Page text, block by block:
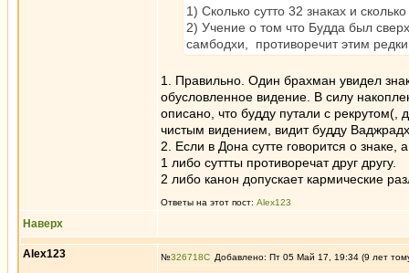
1) Сколько сутто 32 знаках и
2) Учение о том что Будда был
самбодхи, противоречит этим
1. Правильно. Один брахман увидел
обусловленное видение. В силу
описано, что будду путали с рекрутом(,
чистым видением, видит будду
2. Если в Дона сутте говорится о знаке,
1 либо суттты противоречат друг другу.
2 либо канон допускает кармические
Ответы на этот пост: Alex123
Наверх
Alex123 №326718 Добавлено: Пт 05 Май 17, 19:34 (9 лет